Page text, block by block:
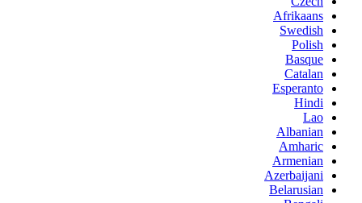
Afrikaans
Swedish
Polish
Basque
Catalan
Esperanto
Hindi
Lao
Albanian
Amharic
Armenian
Azerbaijani
Belarusian